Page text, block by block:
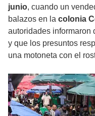
junio, cuando un
balazos en la colonia
autoridades informaron
y que los presuntos
una motoneta con el